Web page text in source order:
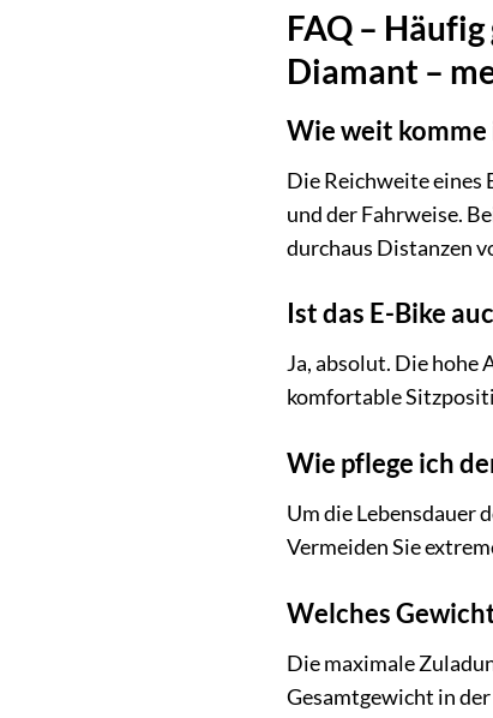
FAQ –
Diamant –
Wie weit
Die Reichweite eines
und der Fahrweise.
durchaus Distanzen
Ist das E-Bike
Ja, absolut. Die hohe
komfortable
Wie pflege ich
Um die Lebensdauer
Vermeiden Sie
Welches
Die maximale
Gesamtgewicht in